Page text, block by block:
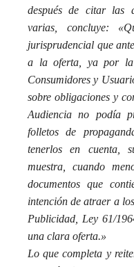
después de citar las
varias, concluye:
jurisprudencial que
a la oferta, ya por la
Consumidores y
sobre obligaciones y
Audiencia no podía
folletos de
tenerlos en cuenta,
muestra, cuando
documentos que
intención de atraer a
Publicidad, Ley 61/
una clara oferta.»
Lo que completa y